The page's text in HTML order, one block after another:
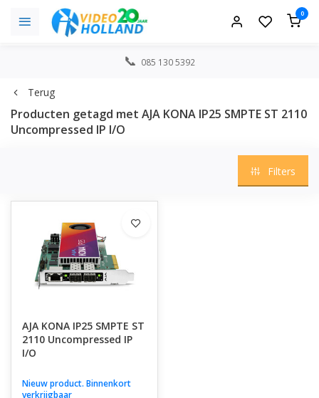
0
085 130 5392
Terug
Producten getagd met AJA KONA IP25 SMPTE ST 2110
Uncompressed IP I/O
Filters
AJA KONA IP25 SMPTE ST
2110 Uncompressed IP
I/O
Nieuw product. Binnenkort
verkrijgbaar